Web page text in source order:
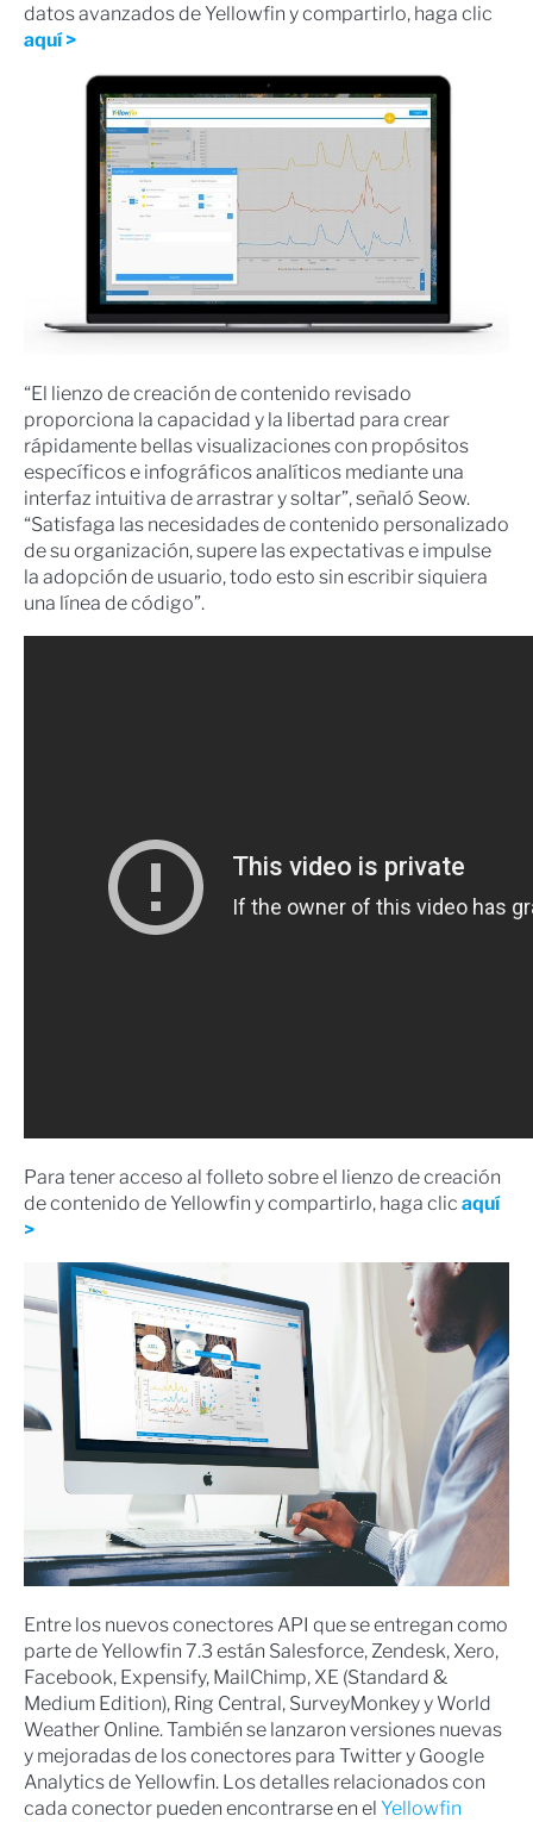
datos avanzados de Yellowfin y compartirlo, haga clic
aquí >
“El lienzo de creación de contenido revisado
proporciona la capacidad y la libertad para crear
rápidamente bellas visualizaciones con propósitos
específicos e infográficos analíticos mediante una
interfaz intuitiva de arrastrar y soltar”, señaló Seow.
“Satisfaga las necesidades de contenido personalizado
de su organización, supere las expectativas e impulse
la adopción de usuario, todo esto sin escribir siquiera
una línea de código”.
Para tener acceso al folleto sobre el lienzo de creación
de contenido de Yellowfin y compartirlo, haga clic aquí
>
Entre los nuevos conectores API que se entregan como
parte de Yellowfin 7.3 están Salesforce, Zendesk, Xero,
Facebook, Expensify, MailChimp, XE (Standard &
Medium Edition), Ring Central, SurveyMonkey y World
Weather Online. También se lanzaron versiones nuevas
y mejoradas de los conectores para Twitter y Google
Analytics de Yellowfin. Los detalles relacionados con
cada conector pueden encontrarse en el Yellowfin